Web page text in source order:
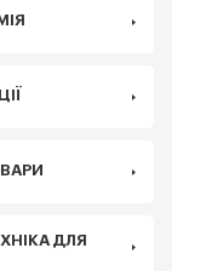
ДЛЯ